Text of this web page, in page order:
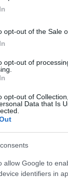
opt-out of the Sale
opt-out of
opt-out of
Data that Is
allow Google to
identifiers in
vár
lesz
5